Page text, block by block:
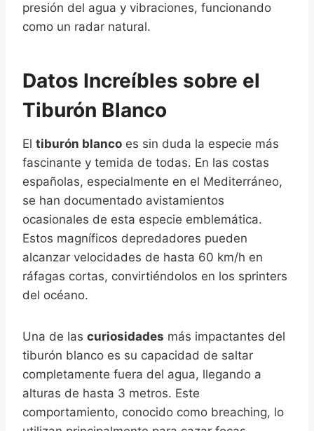
presión del agua y vibraciones, funcionando
como un radar natural.
Datos Increíbles sobre el
Tiburón Blanco
El tiburón blanco es sin duda la especie más
fascinante y temida de todas. En las costas
españolas, especialmente en el Mediterráneo,
se han documentado avistamientos
ocasionales de esta especie emblemática.
Estos magníficos depredadores pueden
alcanzar velocidades de hasta 60 km/h en
ráfagas cortas, convirtiéndolos en los sprinters
del océano.
Una de las curiosidades más impactantes del
tiburón blanco es su capacidad de saltar
completamente fuera del agua, llegando a
alturas de hasta 3 metros. Este
comportamiento, conocido como breaching, lo